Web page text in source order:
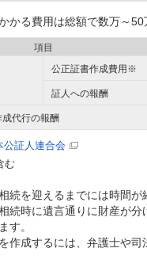
かる費用は総額で数万～
項目
公正証書作成費用※
証人への報酬
代行の報酬
公証人連合会
む
続を迎えるまでには時間
続時に遺言通りに財産が
す。
作成するには、弁護士や